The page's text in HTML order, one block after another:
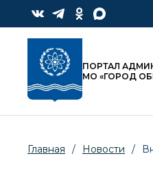
ПОРТАЛ
МО «ГОРОД
Главная / Новости /